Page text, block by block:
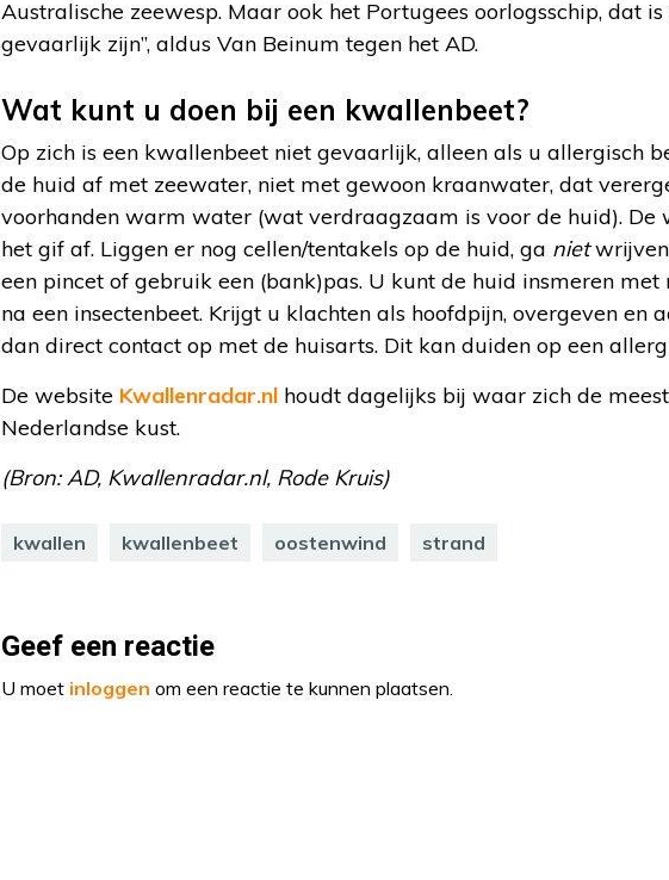
Australische zeewesp. Maar ook het Portugees oorlogsschip, dat
gevaarlijk zijn”, aldus Van Beinum tegen het AD.
Wat kunt u doen bij een kwallenbeet?
Op zich is een kwallenbeet niet gevaarlijk, alleen als u allergisch
de huid af met zeewater, niet met gewoon kraanwater, dat
voorhanden warm water (wat verdraagzaam is voor de huid).
het gif af. Liggen er nog cellen/tentakels op de huid, ga niet
een pincet of gebruik een (bank)pas. U kunt de huid insmeren
na een insectenbeet. Krijgt u klachten als hoofdpijn, overgeven en
dan direct contact op met de huisarts. Dit kan duiden op een
De website Kwallenradar.nl houdt dagelijks bij waar zich de
Nederlandse kust.
(Bron: AD, Kwallenradar.nl, Rode Kruis)
kwallen kwallenbeet oostenwind strand
Geef een reactie
U moet inloggen om een reactie te kunnen plaatsen.